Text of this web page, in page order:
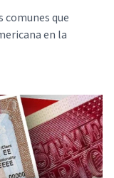
comunes que
en la